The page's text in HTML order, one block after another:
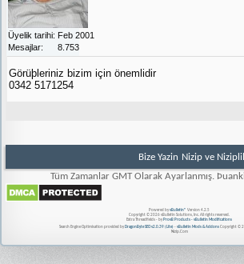
Üyelik tarihi Feb 2001
Mesajlar
8.753
Görüþleriniz bizim için önemlidir
0342 5171254
Bize Yazin Nizip ve
Tüm Zamanlar GMT Olarak Ayarlanmış.
Powered by vBulletin® Version 4.2.5
Copyright © 2026 vBulletin Solutions, Inc. All rights reserved.
Extra Threadfields - by ProvB Products - vBulletin Modifications
Search Engine Optimisation provided by DragonByte SEO v2.0.39 (Lite)- vBulletin Mods & AddonsCopyright ©
Nizip.Com